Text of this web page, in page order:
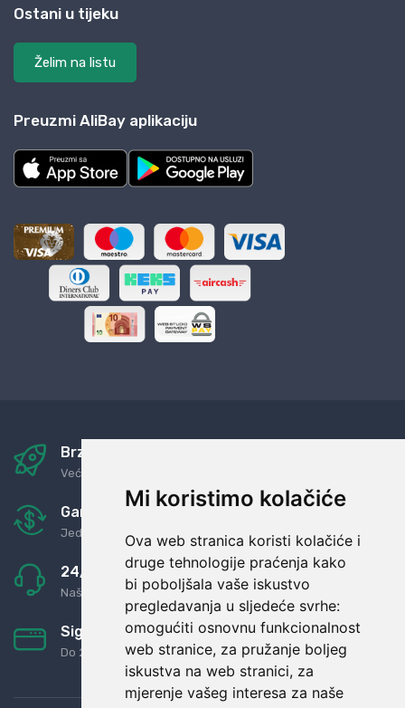
Mi koristimo kolačiće
Ova web stranica koristi kolačiće i
druge tehnologije praćenja kako
bi poboljšala vaše iskustvo
pregledavanja u sljedeće svrhe:
omogućiti osnovnu funkcionalnost
web stranice, za pružanje boljeg
iskustva na web stranici, za
mjerenje vašeg interesa za naše
Ostani u tijeku
Želim na listu
Preuzmi AliBay aplikaciju
Brza i sigurna dostava
Već za nekoliko dana kod vas
Garancija u povrat novaca
Jednostavno pravilo: Roba za novac
24/7 odlična podrška
Naši agenti uvijek na raspolaganju
Sigurno obročno plaćanje
Do 24 rata bez kamata